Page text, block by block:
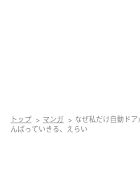
トップ マンガ
なぜ私だけ自動ド
んばっていきる、えらい